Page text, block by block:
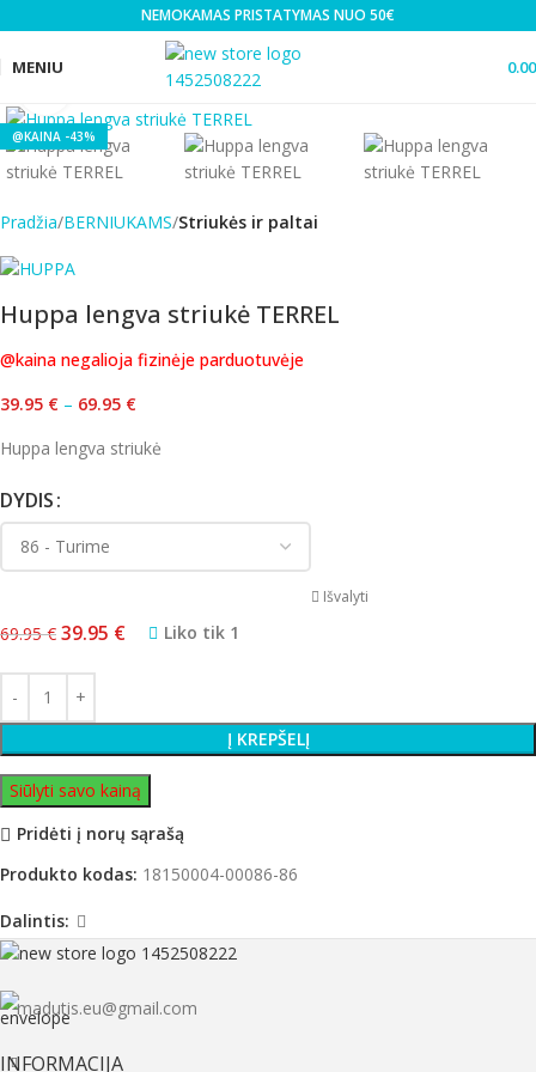
NEMOKAMAS PRISTATYMAS NUO 50€
MENIU
-43%
Click to enlarge
Pradžia BERNIUKAMS Striukės ir paltai
Huppa lengva striukė TERREL
@kaina negalioja fizinėje parduotuvėje
39.95 € – 69.95 €
Huppa lengva striukė
DYDIS
Išvalyti
69.95€ 39.95 € Liko tik 1
Į KREPŠELĮ
Siūlyti savo kainą
Pridėti į norų sąrašą
Produkto kodas: 18150004-00086-86
Dalintis:
madutis.eu@gmail.com
INFORMACIJA